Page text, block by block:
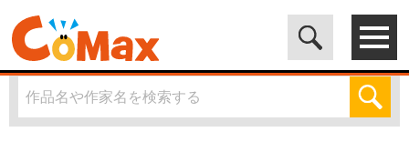
電子書籍マンガ CoMax(コマックス)公式サイト - 株式会社ICE>
「2321211300」の検索結果